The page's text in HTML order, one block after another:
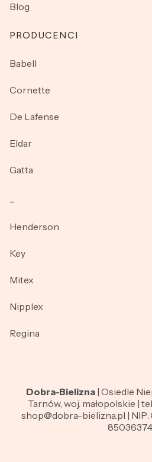
Blog
PRODUCENCI
Babell
Cornette
De Lafense
Eldar
Gatta
Henderson
Key
Mitex
Nipplex
Regina
Dobra-Bielizna | Osiedle
Tarnów, woj. małopolskie |
shop@dobra-bielizna.pl | NIP: